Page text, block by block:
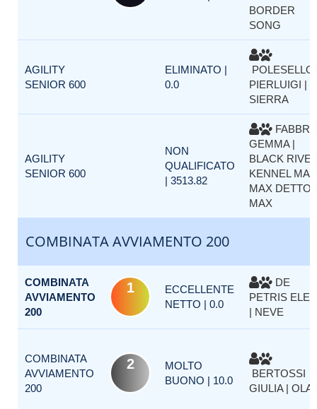
BORDER
SONG
AGILITY
SENIOR 600
ELIMINATO |
0.0
POLESELLO
PIERLUIGI |
SIERRA
AGILITY
SENIOR 600
NON
QUALIFICATO
| 3513.82
GEMMA |
BLACK
KENNEL MAD
MAX DETTO
MAX
COMBINATA AVVIAMENTO 200
COMBINATA
AVVIAMENTO
200
1
ECCELLENTE
NETTO | 0.0
DE
PETRIS
| NEVE
COMBINATA
AVVIAMENTO
200
2
MOLTO
BUONO | 10.0
BERTOSSI
GIULIA |